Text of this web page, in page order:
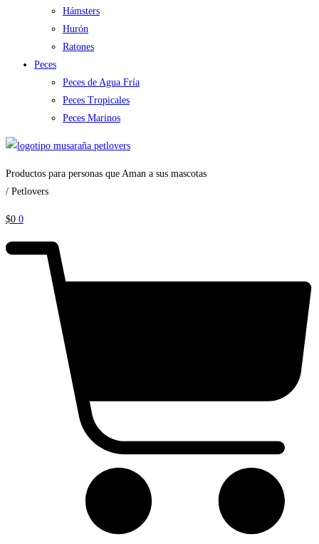
Hámsters
Hurón
Ratones
Peces
Peces de Agua Fría
Peces Tropicales
Peces Marinos
Productos para personas que Aman a sus mascotas
/ Petlovers
$0 0